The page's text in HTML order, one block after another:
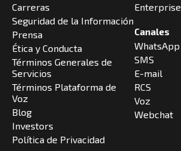
Carreras
Seguridad de la Información
Prensa
Ética y Conducta
Términos Generales de
Servicios
Términos Plataforma de
Voz
Blog
Investors
Política de Privacidad
Enterprise
Canales
WhatsApp
SMS
E-mail
RCS
Voz
Webchat